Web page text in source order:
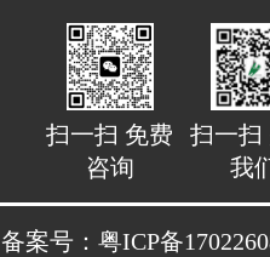
扫一扫 免费
咨询
扫一扫
我
备案号：粤ICP备